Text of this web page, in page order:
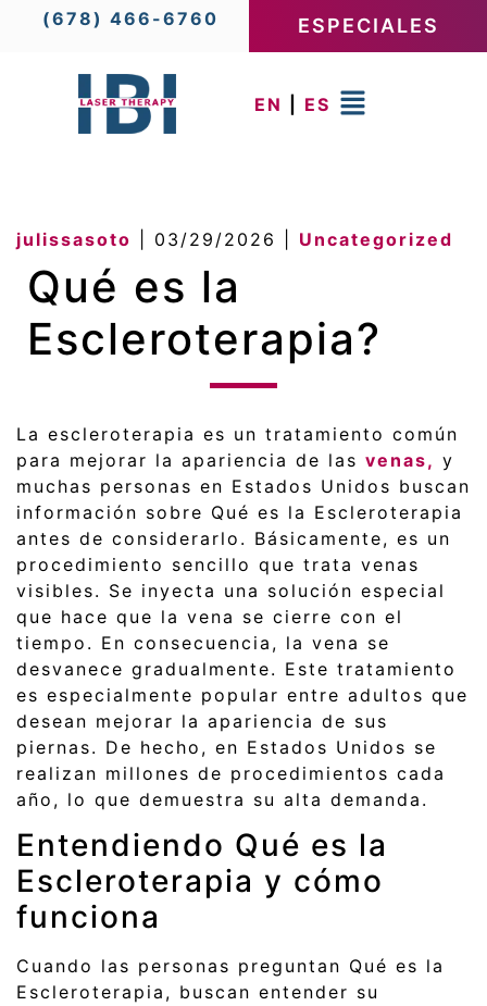
(678) 466-6760 ESPECIALES
EN ES
julissasoto 03/29/2026 Uncategorized
Qué es la
Escleroterapia?
La escleroterapia es un tratamiento común
para mejorar la apariencia de las venas, y
muchas personas en Estados Unidos buscan
información sobre Qué es la Escleroterapia
antes de considerarlo. Básicamente, es un
procedimiento sencillo que trata venas
visibles. Se inyecta una solución especial
que hace que la vena se cierre con el
tiempo. En consecuencia, la vena se
desvanece gradualmente. Este tratamiento
es especialmente popular entre adultos que
desean mejorar la apariencia de sus
piernas. De hecho, en Estados Unidos se
realizan millones de procedimientos cada
año, lo que demuestra su alta demanda.
Entendiendo Qué es la
Escleroterapia y cómo
funciona
Cuando las personas preguntan Qué es la
Escleroterapia, buscan entender su